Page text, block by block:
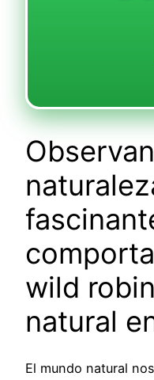
wild
natural
El mundo natural